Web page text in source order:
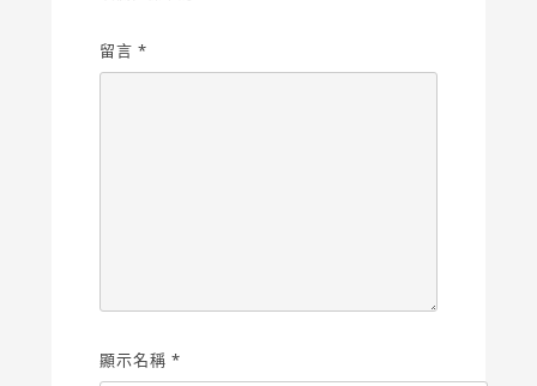
留言 *
顯示名稱 *